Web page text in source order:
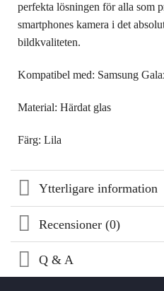
perfekta lösningen för alla som
smartphones kamera i det
bildkvaliteten.
Kompatibel med: Samsung
Material: Härdat glas
Färg: Lila
Ytterligare information
Recensioner (0)
Q & A